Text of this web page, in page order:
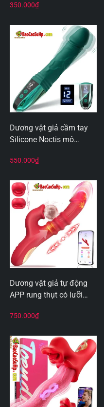
toàn
350.000₫
Dương vật giả cầm tay
Silicone Noctis mô
LED
550.000₫
Dương vật giả tự động
APP rung thụt có lưỡi
Basalt
750.000₫